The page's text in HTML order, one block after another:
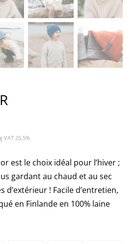
VAT 25,5%
est le choix idéal pour l’hiver ;
gardant au chaud et au sec
d’extérieur ! Facile d’entretien,
en Finlande en 100% laine